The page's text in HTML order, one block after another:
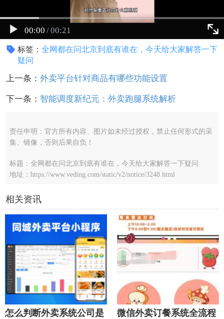
00:00 /00:21
标签：全网都在问北京到底有谁在，今天给大家解答一下
疑问
上一条： 外卖平台针对商品有哪些功能设置
下一条： 智能调度新纪元：外卖跑腿系统解析
责任申明：官方所有内容、图片如未经过授权，禁止任何形式的采
集、镜像，否则后果自负！
标题：全网都在问北京到底有谁在，今天给大家解答一下疑问
地址：https://www.veding.com/static/v2/notice/3248.html
相关资讯
怎么判断外卖系统公司是
微信外卖订餐系统全流程